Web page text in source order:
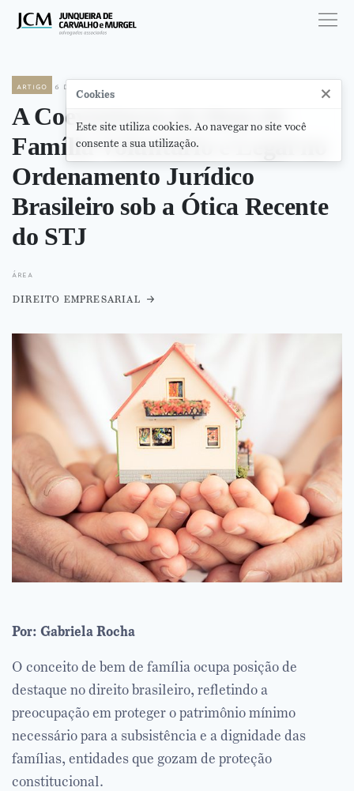
artigo 6 de dezembro de 2024
A Coexistência do Bem de
Família Voluntário e Legal no
Ordenamento Jurídico
Brasileiro sob a Ótica Recente
do STJ
área
direito empresarial
Por: Gabriela Rocha
O conceito de bem de família ocupa posição de
destaque no direito brasileiro, refletindo a
preocupação em proteger o patrimônio mínimo
necessário para a subsistência e a dignidade das
famílias, entidades que gozam de proteção
constitucional.
Cookies ×
Este site utiliza cookies. Ao navegar no site você
consente a sua utilização.